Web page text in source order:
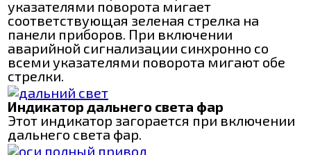
указателями поворота мигает
соответствующая зеленая стрелка на
панели приборов. При включении
аварийной сигнализации синхронно со
всеми указателями поворота мигают обе
стрелки.
Индикатор дальнего света фар
Этот индикатор загорается при включении
дальнего света фар.